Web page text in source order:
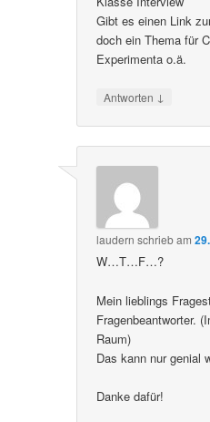
Gibt es einen Link
doch ein Thema für
Experimenta o.ä.
Antworten ↓
laudern schriebam
W…T…F…?
Mein lieblings
Fragenbeantworter.
Raum)
Das kann nur genial
Danke dafür!